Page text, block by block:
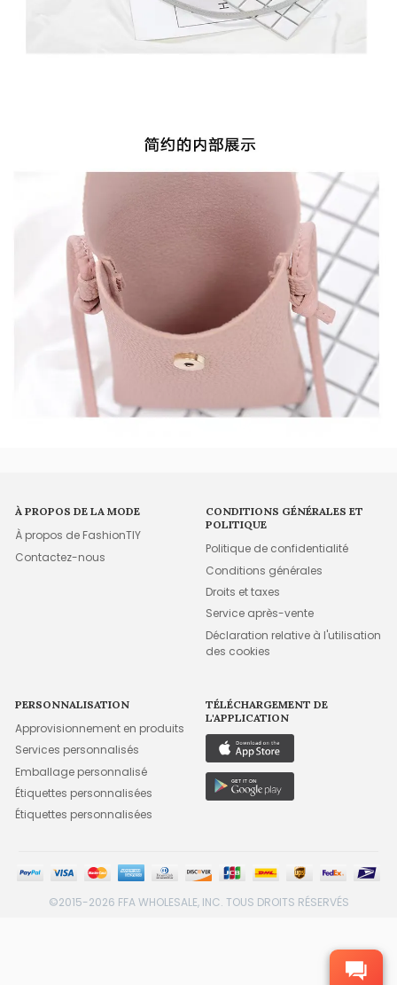
À PROPOS DE LA MODE
À propos de FashionTIY
Contactez-nous
CONDITIONS GÉNÉRALES ET
POLITIQUE
Politique de confidentialité
Conditions générales
Droits et taxes
Service après-vente
Déclaration relative à l'utilisation
des cookies
PERSONNALISATION
Approvisionnement en produits
Services personnalisés
Emballage personnalisé
Étiquettes personnalisées
Étiquettes personnalisées
TÉLÉCHARGEMENT DE
L'APPLICATION
©2015-2026 FFA WHOLESALE, INC. TOUS DROITS RÉSERVÉS